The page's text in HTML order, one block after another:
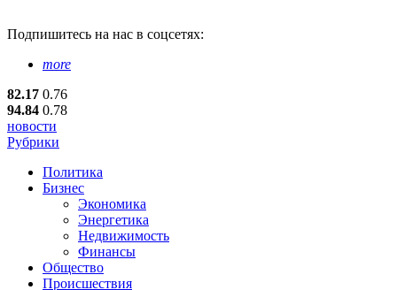
Подпишитесь на нас в соцсетях:
more
82.17 0.76
94.84 0.78
новости
Рубрики
Политика
Бизнес
Экономика
Энергетика
Недвижимость
Финансы
Общество
Происшествия